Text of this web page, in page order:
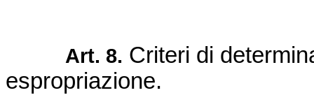
Art. 8. Criteri di
espropriazione.